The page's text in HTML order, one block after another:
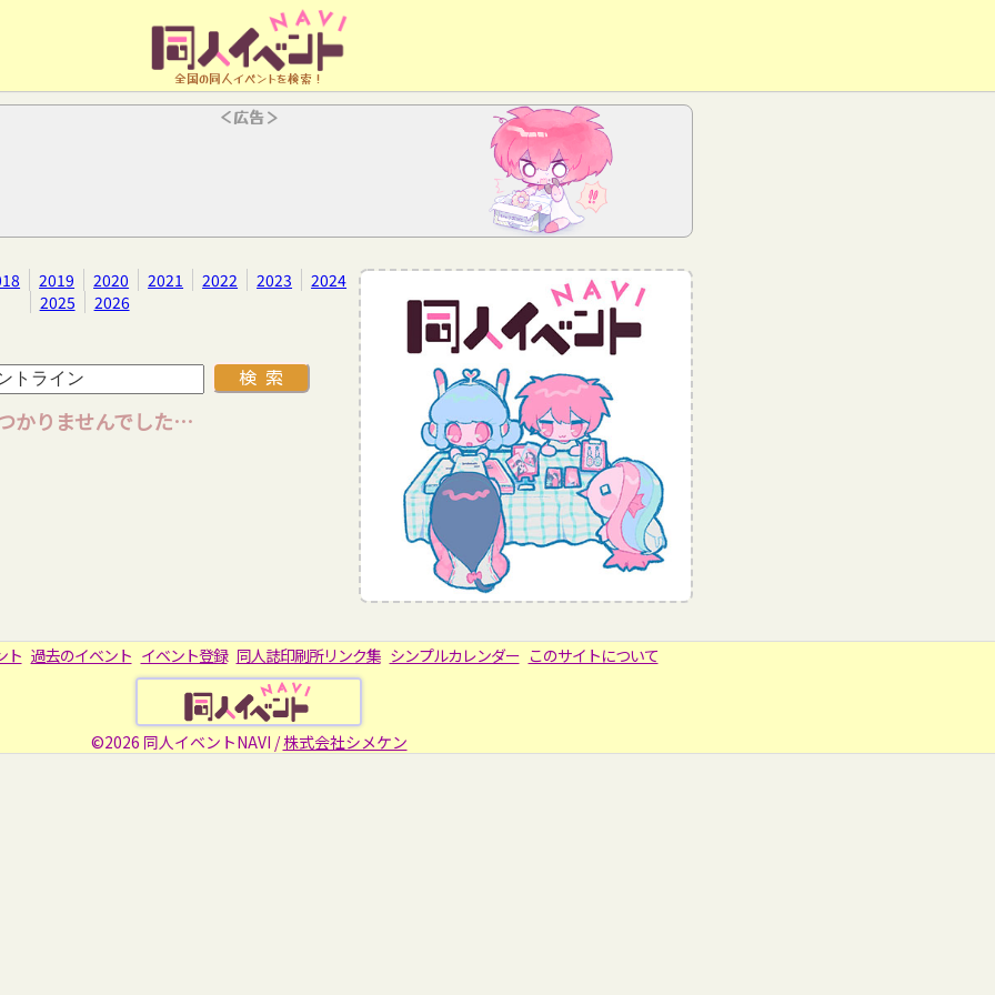
全国の同人イベントを検索！
＜広告＞
2019 2020 2021 2022 2023
2024
2025
2026
かりませんでした…
ト 過去のイベント イベント登録 同人誌印刷所リンク集 シンプルカレンダー このサイトについて
©2026 同人イベントNAVI /株式会社シメケン